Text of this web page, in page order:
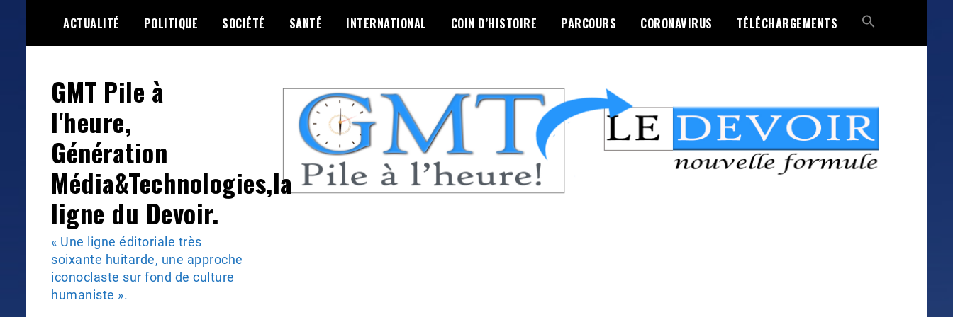
content
ACTUALITÉ POLITIQUE SOCIÉTÉ SANTÉ INTERNATIONAL COIN D’HISTOIRE PARCOURS CORONAVIRUS TÉLÉCHARGEMENTS
GMT Pile à
l'heure,
Génération
Média&Technologies,la
ligne du Devoir.
« Une ligne éditoriale très
soixante huitarde, une approche
iconoclaste sur fond de culture
humaniste ».